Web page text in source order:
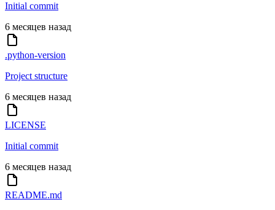
Initial commit
6 месяцев назад
.python-version
Project structure
6 месяцев назад
LICENSE
Initial commit
6 месяцев назад
README.md